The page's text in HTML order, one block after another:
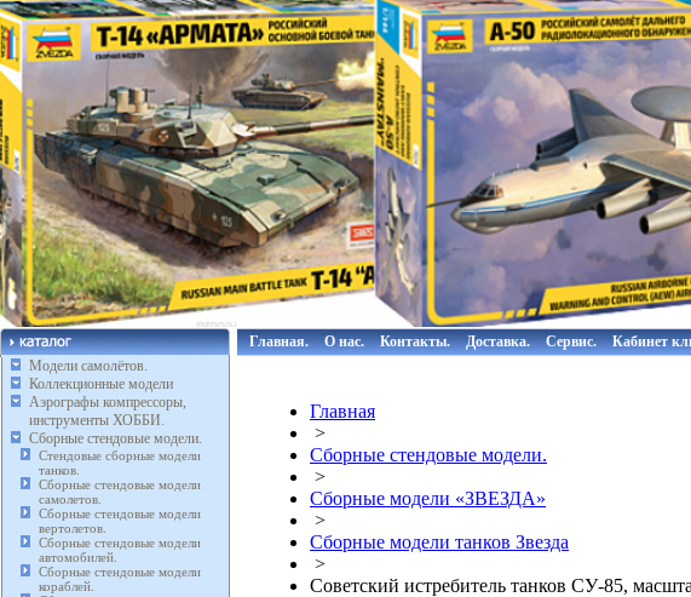
Модели самолётов.
Коллекционные модели
Аэрографы компрессоры,
инструменты ХОББИ.
Сборные стендовые модели.
Стендовые сборные модели
танков.
Сборные стендовые модели
самолетов.
Сборные стендовые модели
вертолетов.
Сборные стендовые модели
автомобилей.
Сборные стендовые модели
кораблей.
Главная. О нас. Контакты. Доставка. Сервис. Кабинет
Главная
>
Сборные стендовые модели.
>
Сборные модели «ЗВЕЗДА»
>
Сборные модели танков Звезда
>
Советский истребитель танков СУ-85,